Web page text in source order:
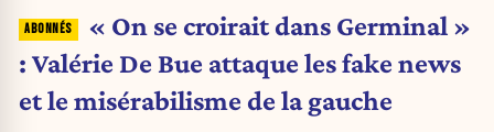
misérabilisme de la gauche
« On se croirait dans Germinal »
: Valérie De Bue attaque les fake news
et le misérabilisme de la gauche